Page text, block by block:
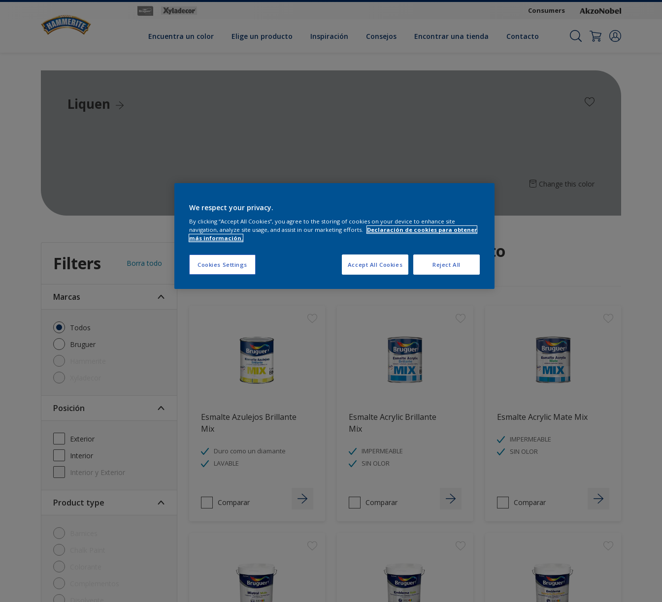
Consumers
Encuentra un color Elige un producto Inspiración Consejos Encontrar una tienda Contacto
Liquen
Change this color
Filters Borra todo
Marcas
Todos
Bruguer
Posición
Exterior
Interior
Interior y Exterior
Product type
Encuentra los productos para tu proyecto
11product Found
Esmalte Azulejos Brillante
Mix
Duro como un diamante
LAVABLE
Comparar
Esmalte Acrylic Brillante
Mix
IMPERMEABLE
SIN OLOR
Comparar
Esmalte Acrylic Mate Mix
IMPERMEABLE
SIN OLOR
Comparar
We respect your privacy.
By clicking “Accept All Cookies”, you agree to the storing of cookies on your device to enhance site
navigation, analyze site usage, and assist in our marketing efforts.
Declaración de cookies para obtener
más información.
Cookies Settings Reject All
Accept All Cookies